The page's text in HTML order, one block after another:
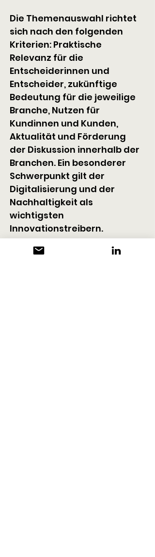
Die Themenauswahl richtet
sich nach den folgenden
Kriterien: Praktische
Relevanz für die
Entscheiderinnen und
Entscheider, zukünftige
Bedeutung für die jeweilige
Branche, Nutzen für
Kundinnen und Kunden,
Aktualität und Förderung
der Diskussion innerhalb der
Branchen. Ein besonderer
Schwerpunkt gilt der
Digitalisierung und der
Nachhaltigkeit als
wichtigsten
Innovationstreibern.
Unsere Publikation ist